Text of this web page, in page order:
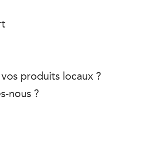
produits locaux ?
nous ?